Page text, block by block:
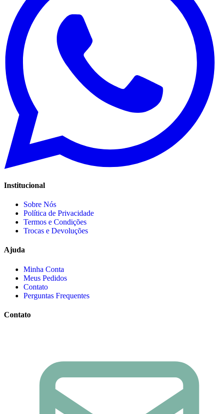
Institucional
Sobre Nós
Política de Privacidade
Termos e Condições
Trocas e Devoluções
Ajuda
Minha Conta
Meus Pedidos
Contato
Perguntas Frequentes
Contato